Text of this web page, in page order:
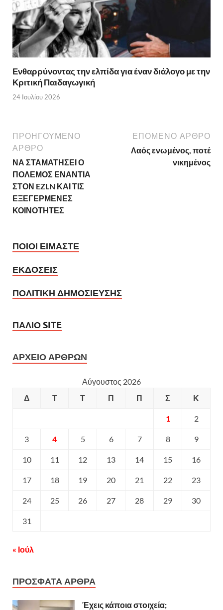
Ενθαρρύνοντας την ελπίδα για έναν διάλογο με την
Κριτική Παιδαγωγική
24 Ιουλίου 2026
ΠΡΟΗΓΟΥΜΕΝΟ
ΑΡΘΡΟ
ΝΑ ΣΤΑΜΑΤΗΣΕΙ Ο
ΠΟΛΕΜΟΣ ΕΝΑΝΤΙΑ
ΣΤΟΝ EZLN ΚΑΙ ΤΙΣ
ΕΞΕΓΕΡΜΕΝΕΣ
ΚΟΙΝΟΤΗΤΕΣ
ΕΠΟΜΕΝΟ ΑΡΘΡΟ
Λαός ενωμένος, ποτέ
νικημένος
ΠΟΙΟΙ ΕΙΜΑΣΤΕ
ΕΚΔΟΣΕΙΣ
ΠΟΛΙΤΙΚΗ ΔΗΜΟΣΙΕΥΣΗΣ
ΠΑΛΙΟ SITE
ΑΡΧΕΙΟ ΑΡΘΡΩΝ
Αύγουστος 2026
Δ
Τ Τ Π Π Σ Κ
1 2
3 4 5 6 7 8 9
10 11 12 13 14 15 16
17 18 19 20 21 22 23
24 25 26 27 28 29 30
31
« Ιούλ
ΠΡΟΣΦΑΤΑ ΑΡΘΡΑ
Έχεις κάποια στοιχεία;